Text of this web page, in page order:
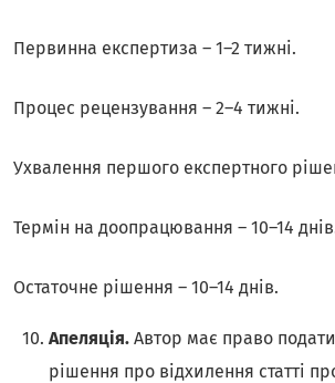
Первинна експертиза – 1–2 тижні.
Процес рецензування – 2–4 тижні.
Ухвалення першого експертного
Термін на доопрацювання – 10–14
Остаточне рішення – 10–14 днів.
Апеляція. Автор має право
рішення про відхилення статті